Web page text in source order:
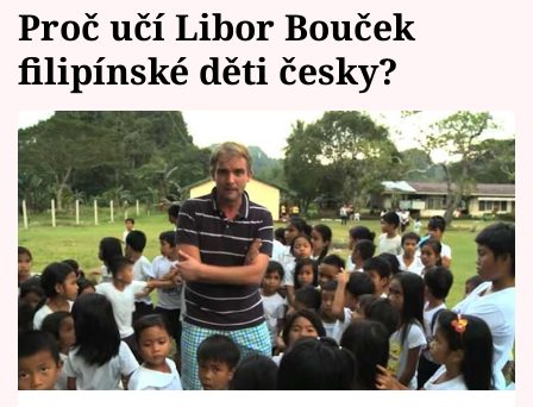
Témata
Celebrity
Vztahy
Seriály
Horoskopy
Sledujte prima+
Proč učí Libor Bouček
filipínské děti česky?